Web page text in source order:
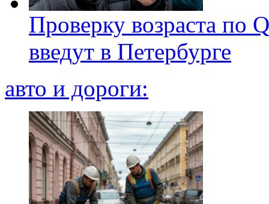
Проверку возраста по
введут в Петербурге
авто и дороги: